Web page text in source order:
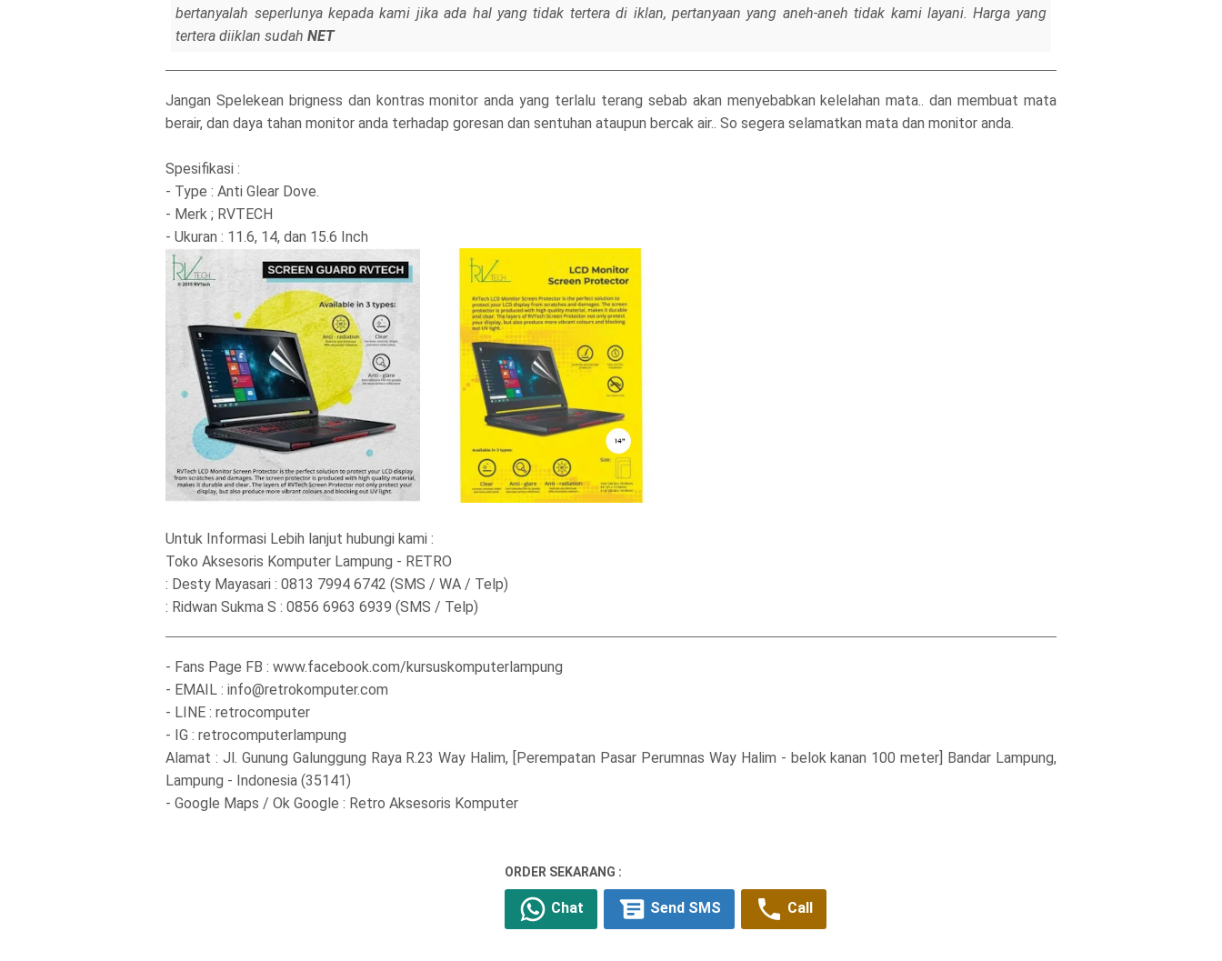
bertanyalah seperlunya kepada kami jika ada hal yang tidak tertera di iklan, pertanyaan yang aneh-aneh tidak kami layani. Harga yang
tertera diiklan sudahNET
Jangan Spelekean brigness dan kontras monitor anda yang terlalu terang sebab akan menyebabkan kelelahan mata.. dan membuat mata
berair, dan daya tahan monitor anda terhadap goresan dan sentuhan ataupun bercak air.. So segera selamatkan mata dan monitor anda.
Spesifikasi :
- Type : Anti Glear Dove.
- Merk ; RVTECH
- Ukuran : 11.6, 14, dan 15.6 Inch
Untuk Informasi Lebih lanjut hubungi kami :
Toko Aksesoris Komputer Lampung - RETRO
: Desty Mayasari : 0813 7994 6742 (SMS / WA / Telp)
: Ridwan Sukma S : 0856 6963 6939 (SMS / Telp)
- Fans Page FB : www.facebook.com/kursuskomputerlampung
- EMAIL : info@retrokomputer.com
- LINE : retrocomputer
- IG : retrocomputerlampung
Alamat : Jl. Gunung Galunggung Raya R.23 Way Halim, [Perempatan Pasar Perumnas Way Halim - belok kanan 100 meter] Bandar Lampung,
Lampung - Indonesia (35141)
- Google Maps / Ok Google : Retro Aksesoris Komputer
ORDER SEKARANG :
Chat Send SMS Call